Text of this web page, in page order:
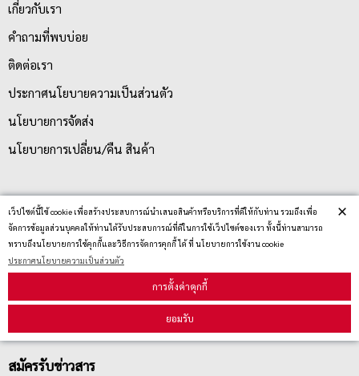
เว็ปไซต์นี้ใช้ cookie เพื่อสร้างประสบการณ์นำเสนอสินค้าหรือบริการที่ดีให้กับท่าน รวมถึงเพื่อ
จัดการข้อมูลส่วนบุคคลให้ท่านได้รับประสบการณ์ที่ดีในการใช้เว็ปไซต์ของเรา ทั้งนี้ท่านสามารถ
ทราบถึงนโยบายการใช้คุกกี้และวิธีการจัดการคุกกี้ ได้ ที่ นโยบายการใช้งาน cookie
ประกาศนโยบายความเป็นส่วนตัว
การตั้งค่าคุกกี้
ยอมรับ
×
เกี่ยวกับเรา
คำถามที่พบบ่อย
ติดต่อเรา
ประกาศนโยบายความเป็นส่วนตัว
นโยบายการจัดส่ง
นโยบายการเปลี่ยน/คืน สินค้า
บริการลูกค้า
ตรวจสอบสถานะสินค้า
สมัครรับข่าวสาร